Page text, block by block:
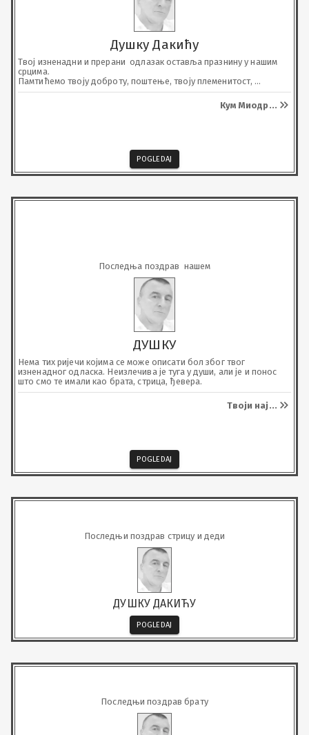
Душку Дакићу
Твој изненадни и прерани  одлазак оставља празнину у нашим
срцима.
Памтићемо твоју доброту, поштење, твоју племенитост,
кумовски однос и сваку твоју подршку.
Кум Миодр ...
POGLEDAJ
Последња поздрав  нашем
ДУШКУ
Нема тих ријечи којима се може описати бол због твог
изненадног одласка. Неизлечива је туга у души, али је и понос
што смо те имали као брата, стрица, ђевера.
Твоји нај ...
POGLEDAJ
Последњи поздрав стрицу и деди
ДУШКУ ДАКИЋУ
POGLEDAJ
Последњи поздрав брату